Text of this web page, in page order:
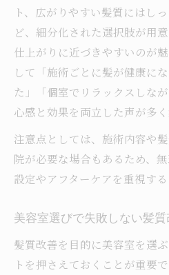
ト、広がりやすい髪質にはし
ど、細分化された選択肢が用
仕上がりに近づきやすいのが
して「施術ごとに髪が健康に
た」「個室でリラックスしな
心感と効果を両立した声が多く
注意点としては、施術内容や
院が必要な場合もあるため、
設定やアフターケアを重視する
美容室選びで失敗しない髪
髪質改善を目的に美容室を選
トを押さえておくことが重要